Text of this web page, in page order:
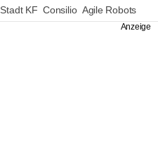
Stadt KF Consilio Agile Robots